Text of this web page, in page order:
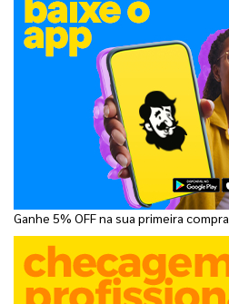
Ganhe 5% OFF na sua primeira compra